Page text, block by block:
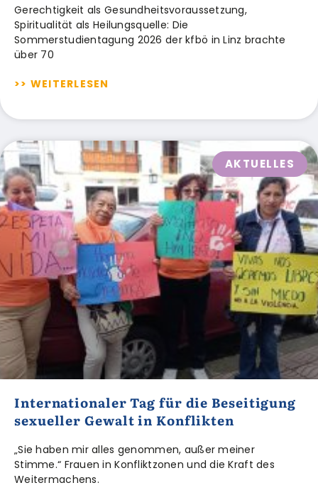
Gerechtigkeit als Gesundheitsvoraussetzung,
Spiritualität als Heilungsquelle: Die
Sommerstudientagung 2026 der kfbö in Linz brachte
über 70
>> WEITERLESEN
AKTUELLES
Internationaler Tag für die Beseitigung
sexueller Gewalt in Konflikten
„Sie haben mir alles genommen, außer meiner
Stimme.“ Frauen in Konfliktzonen und die Kraft des
Weitermachens.